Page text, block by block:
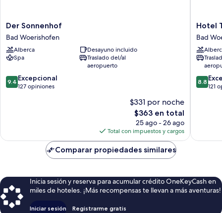
Der
Sonnenhof
Bad
Woerishofen
Der Sonnenhof
Bad Woerishofen
Alberca
Desayuno incluido
Spa
Traslado del/al
aeropuerto
9.4
de
9.4 Excepcional
127 opiniones
$331 por noche
El
precio
actual
es
de
$363
$363 en total
25 ago - 26 ago
Total con impuestos y cargos
Hotel
Tanneck
Bad
Hotel
Bad
8.8
de
8.8
121
Comparar propiedades similares
Inicia sesión y reserva para acumular crédito OneKeyCash en
miles de hoteles. ¡Más recompensas te llevan a más aventuras!
Iniciar sesión Registrarme gratis